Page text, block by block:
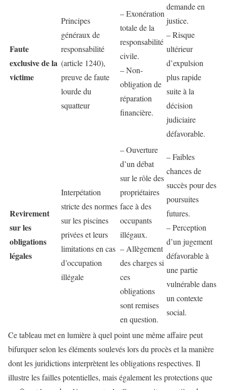
Faute
exclusive de la
victime
Principes
généraux de
responsabilité
(article 1240),
preuve de faute
lourde du
squatteur
– Exonération
totale de la
responsabilité
civile.
– Non-
obligation de
réparation
financière.
demande en
justice.
– Risque
ultérieur
d’expulsion
plus rapide
suite à la
décision
judiciaire
défavorable.
Revirement
sur les
obligations
légales
Interpétation
stricte des normes
sur les piscines
privées et leurs
limitations en cas
d’occupation
illégale
– Ouverture
d’un débat
sur le rôle des
propriétaires
face à des
occupants
illégaux.
– Allègement
des charges si
ces
obligations
sont remises
en question.
– Faibles
chances de
succès pour des
poursuites
futures.
– Perception
d’un jugement
défavorable à
une partie
vulnérable dans
un contexte
social.
Ce tableau met en lumière à quel point une même affaire peut
bifurquer selon les éléments soulevés lors du procès et la manière
dont les juridictions interprètent les obligations respectives. Il
illustre les failles potentielles, mais également les protections que